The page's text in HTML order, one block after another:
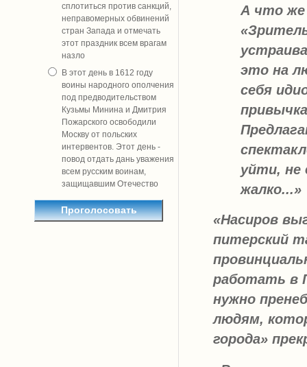
сплотиться против санкций,
неправомерных обвинений
стран Запада и отмечать
этот праздник всем врагам
назло
В этот день в 1612 году
воины народного ополчения
под предводительством
Кузьмы Минина и Дмитрия
Пожарского освободили
Москву от польских
интервентов. Этот день -
повод отдать дань уважения
всем русским воинам,
защищавшим Отечество
А что
это на
себя
уйти, не
жалко...»
«Насиров
питерский
работать в
нужно
людям,
города»